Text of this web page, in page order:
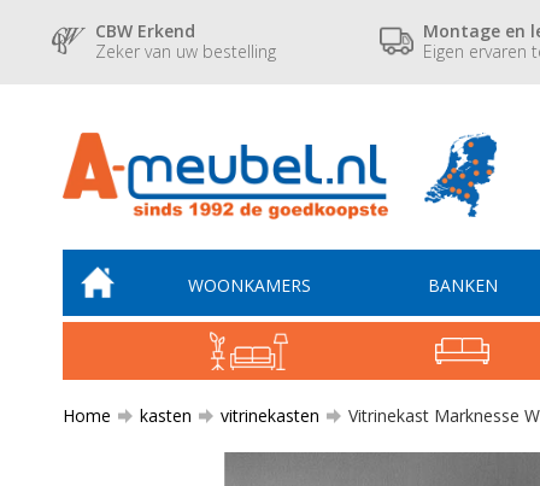
CBW Erkend
Zeker van uw bestelling
Montage en
Eigen ervaren
WOONKAMERS BANKEN
Home kasten vitrinekasten Vitrinekast Marknesse